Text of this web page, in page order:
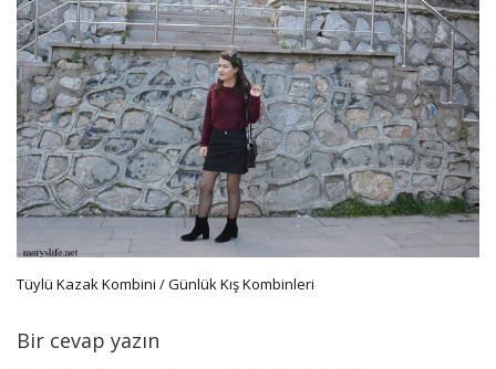
Tüylü Kazak Kombini / Günlük Kış Kombinleri
Bir cevap yazın